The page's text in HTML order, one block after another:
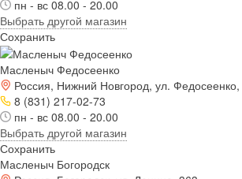
пн - вс 08.00 - 20.00
Выбрать другой магазин
Сохранить
Масленыч Федосеенко
Россия, Нижний Новгород, ул.
8 (831) 217-02-73
пн - вс 08.00 - 20.00
Выбрать другой магазин
Сохранить
Масленыч Богородск